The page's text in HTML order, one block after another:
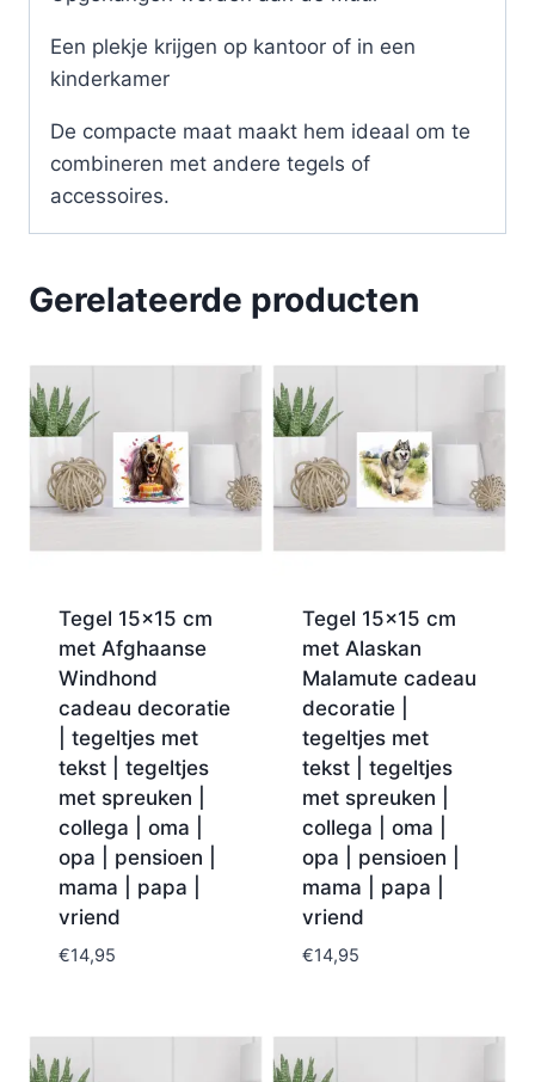
Een plekje krijgen op kantoor of in een
kinderkamer
De compacte maat maakt hem ideaal om te
combineren met andere tegels of
accessoires.
Gerelateerde producten
Tegel 15×15 cm
met Afghaanse
Windhond
cadeau decoratie
| tegeltjes met
tekst | tegeltjes
met spreuken |
collega | oma |
opa | pensioen |
mama | papa |
vriend
€14,95
Tegel 15×15 cm
met Alaskan
Malamute cadeau
decoratie |
tegeltjes met
tekst | tegeltjes
met spreuken |
collega | oma |
opa | pensioen |
mama | papa |
vriend
€14,95